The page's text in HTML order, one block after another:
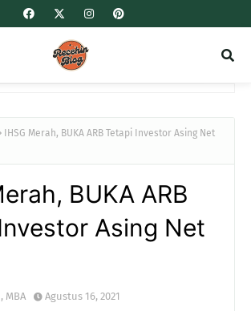
IHSG Merah, BUKA ARB Tetapi Investor Asing Net
BUKA ARB
Asing Net
MBA Agustus 16, 2021